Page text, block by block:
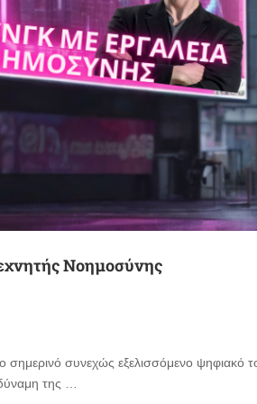
Νοημοσύνης
συνεχώς εξελισσόμενο ψηφιακό
της …